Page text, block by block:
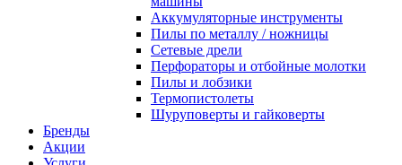
Аккумуляторные инструменты
Пилы по металлу / ножницы
Сетевые дрели
Перфораторы и отбойные молотки
Пилы и лобзики
Термопистолеты
Шуруповерты и гайковерты
Бренды
Акции